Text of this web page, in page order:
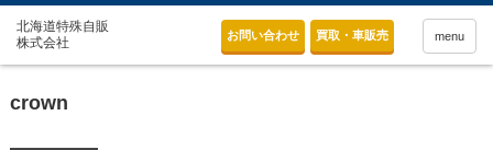
お問い合わせ 買取・車販売 menu
crown